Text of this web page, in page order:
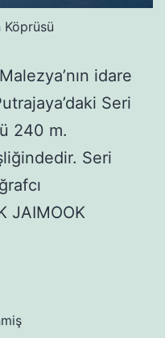
Köprüsü
idare
Seri
240 m.
Seri
JAIMOOK